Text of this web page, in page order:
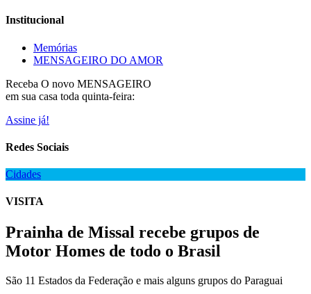
Institucional
Memórias
MENSAGEIRO DO AMOR
Receba O novo MENSAGEIRO
em sua casa toda quinta-feira:
Assine já!
Redes Sociais
Cidades
VISITA
Prainha de Missal recebe grupos de
Motor Homes de todo o Brasil
São 11 Estados da Federação e mais alguns grupos do Paraguai